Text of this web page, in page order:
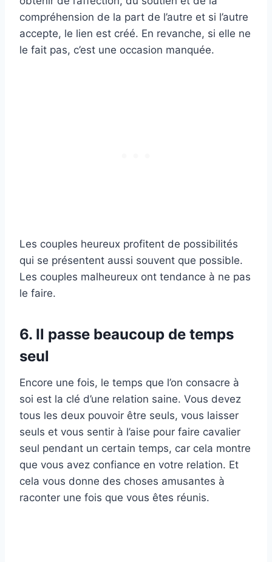
compréhension de la part de l’autre et si l’autre
accepte, le lien est créé. En revanche, si elle ne
le fait pas, c’est une occasion manquée.
Les couples heureux profitent de possibilités
qui se présentent aussi souvent que possible.
Les couples malheureux ont tendance à ne pas
le faire.
6. Il passe beaucoup de temps
seul
Encore une fois, le temps que l’on consacre à
soi est la clé d’une relation saine. Vous devez
tous les deux pouvoir être seuls, vous laisser
seuls et vous sentir à l’aise pour faire cavalier
seul pendant un certain temps, car cela montre
que vous avez confiance en votre relation. Et
cela vous donne des choses amusantes à
raconter une fois que vous êtes réunis.